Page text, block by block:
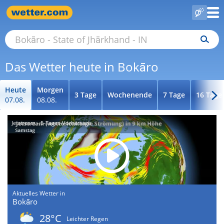
Das Wetter heute in Bokāro
Heute
07.08.
Morgen
08.08.
3 Tage Wochenende 7 Tage 16 Tage
Jetstream - 5-Tages-Vorhersage
Aktuelles Wetter in
Bokāro
28°C
Leichter Regen